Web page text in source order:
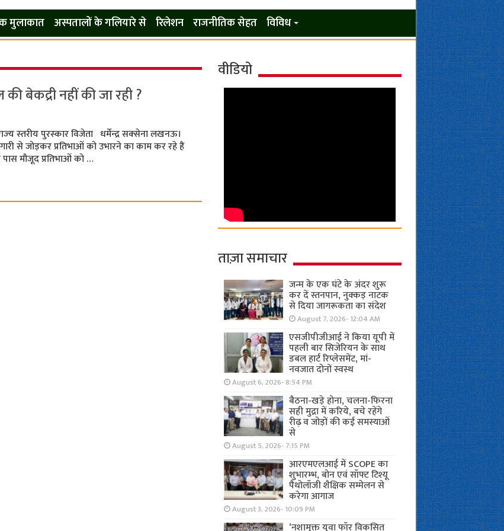
मुलाकात अस्पतालों के गलियारे से रिलेशन राजनीतिक सेहत विविध
बेकद्री नहीं की जा रही ?
स्‍तरीय पुरस्‍कार विजेता धर्मेन्‍द्र सक्‍सेना लखनऊ।
से जोड़कर प्रतिभाओं को उभारने का काम कर रहे हैं
मौजूद प्रतिभाओं को …
वीडियो
ताज़ा समाचार
जन्म के एक घंटे के अंदर शुरू
कर दें स्तनपान, नुक्कड़ नाटक
से दिया जागरूकता का संदेश
August 7, 2026- 12:04 AM
एसजीपीजीआई ने किया यूपी में
पहली बार सिजेरियन के साथ
डबल हार्ट रिप्लेसमेंट, मां-
नवजात दोनों स्वस्थ
August 6, 2026- 8:54 PM
बैठना-खड़े होना, चलना-फिरना
सही मुद्रा में करिये, बचे रहेंगे
रीढ़ व जोड़ों की कई समस्याओं
से
August 5, 2026- 7:15 PM
आरएमएलआई में SCOPE का
शुभारम्भ, बोन एवं सॉफ्ट टिश्यू
पैथोलॉजी शैक्षिक सम्मेलन से
करेगा आगाज
August 3, 2026- 10:09 PM
‘नशामुक्त युवा फॉर विकसित